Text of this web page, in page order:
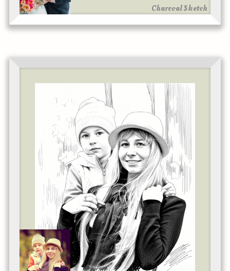
Charcoal Sketch